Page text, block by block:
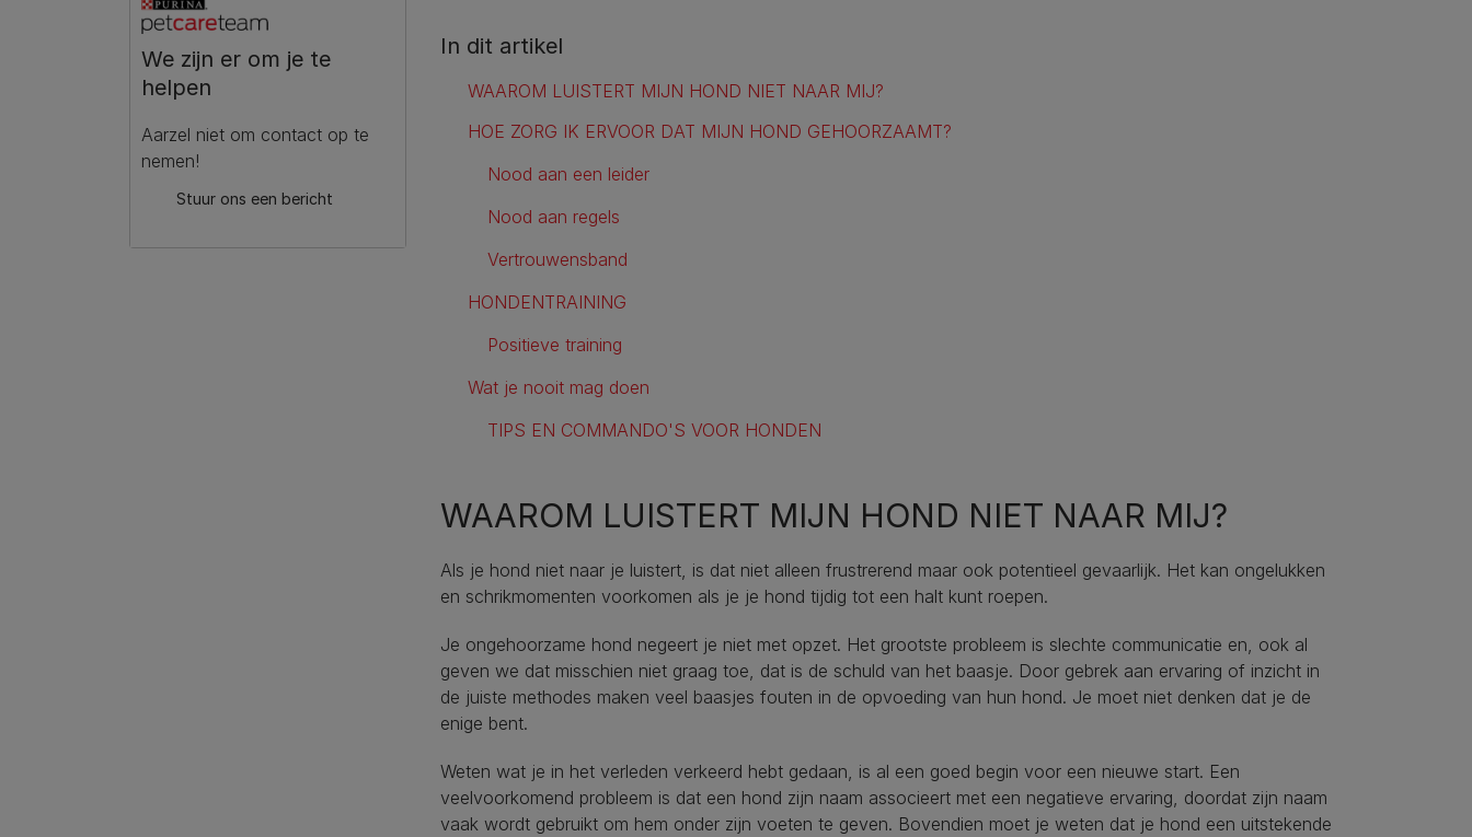
We zijn er om je te
helpen
Aarzel niet om contact op te
nemen!
Stuur ons een bericht
In dit artikel
WAAROM LUISTERT MIJN HOND NIET NAAR MIJ?
HOE ZORG IK ERVOOR DAT MIJN HOND GEHOORZAAMT?
Nood aan een leider
Nood aan regels
Vertrouwensband
HONDENTRAINING
Positieve training
Wat je nooit mag doen
TIPS EN COMMANDO'S VOOR HONDEN
WAAROM LUISTERT MIJN HOND NIET NAAR MIJ?
Als je hond niet naar je luistert, is dat niet alleen frustrerend maar ook potentieel gevaarlijk. Het kan ongelukken
en schrikmomenten voorkomen als je je hond tijdig tot een halt kunt roepen.
Je ongehoorzame hond negeert je niet met opzet. Het grootste probleem is slechte communicatie en, ook al
geven we dat misschien niet graag toe, dat is de schuld van het baasje. Door gebrek aan ervaring of inzicht in
de juiste methodes maken veel baasjes fouten in de opvoeding van hun hond. Je moet niet denken dat je de
enige bent.
Weten wat je in het verleden verkeerd hebt gedaan, is al een goed begin voor een nieuwe start. Een
veelvoorkomend probleem is dat een hond zijn naam associeert met een negatieve ervaring, doordat zijn naam
vaak wordt gebruikt om hem onder zijn voeten te geven. Bovendien moet je weten dat je hond een uitstekende